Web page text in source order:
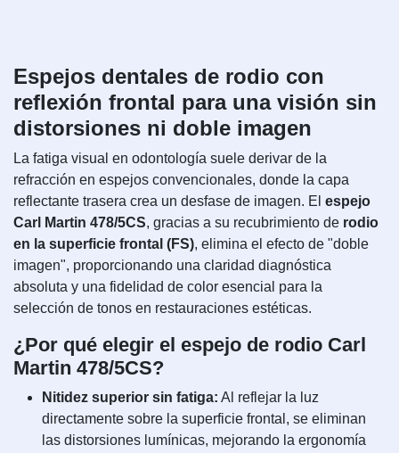
Espejos dentales de rodio con
reflexión frontal para una visión sin
distorsiones ni doble imagen
La fatiga visual en odontología suele derivar de la
refracción en espejos convencionales, donde la capa
reflectante trasera crea un desfase de imagen. El espejo
Carl Martin 478/5CS, gracias a su recubrimiento de rodio
en la superficie frontal (FS), elimina el efecto de "doble
imagen", proporcionando una claridad diagnóstica
absoluta y una fidelidad de color esencial para la
selección de tonos en restauraciones estéticas.
¿Por qué elegir el espejo de rodio Carl
Martin 478/5CS?
Nitidez superior sin fatiga: Al reflejar la luz
directamente sobre la superficie frontal, se eliminan
las distorsiones lumínicas, mejorando la ergonomía